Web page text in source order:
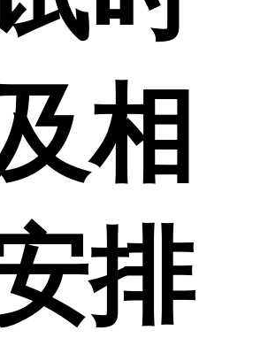
相
排